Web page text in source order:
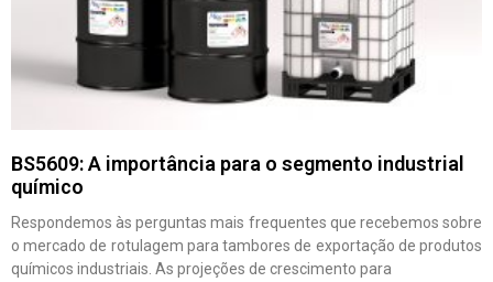
BS5609: A importância para o segmento industrial
químico
Respondemos às perguntas mais frequentes que recebemos sobre
o mercado de rotulagem para tambores de exportação de produtos
químicos industriais. As projeções de crescimento para